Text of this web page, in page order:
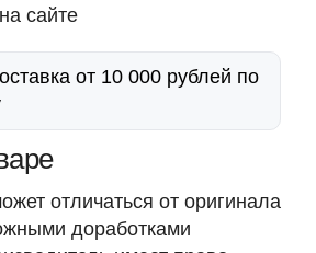
сайте
от 10 000 рублей по
отличаться от оригинала
доработками